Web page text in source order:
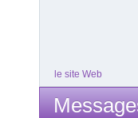
le site Web